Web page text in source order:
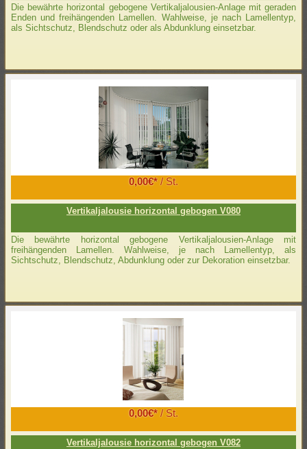
Die bewährte horizontal gebogene Vertikaljalousien-Anlage mit geraden
Enden und freihängenden Lamellen. Wahlweise, je nach Lamellentyp,
als Sichtschutz, Blendschutz oder als Abdunklung einsetzbar.
0,00€*/ St.
Vertikaljalousie horizontal gebogen V080
Die bewährte horizontal gebogene Vertikaljalousien-Anlage mit
freihängenden Lamellen. Wahlweise, je nach Lamellentyp, als
Sichtschutz, Blendschutz, Abdunklung oder zur Dekoration einsetzbar.
0,00€*/ St.
Vertikaljalousie horizontal gebogen V082